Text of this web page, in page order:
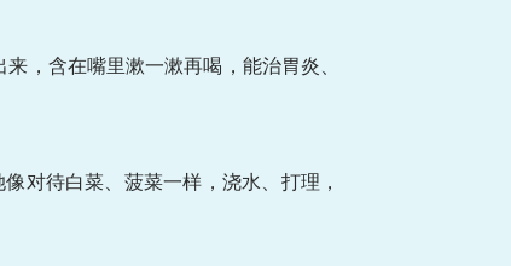
，含在嘴里漱一漱再喝，能治胃炎、
对待白菜、菠菜一样，浇水、打理，